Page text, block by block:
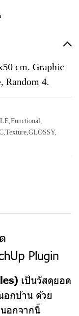
cm. Graphic
Random 4.
,Functional,
,Texture,GLOSSY,
Plugin
เป็นวัสดุยอด
อกบ้าน ด้วย
อกจากนี้